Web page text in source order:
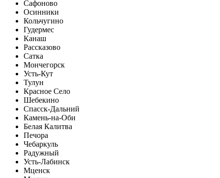
Сафоново
Осинники
Кольчугино
Гудермес
Канаш
Рассказово
Сатка
Мончегорск
Усть-Кут
Тулун
Красное Село
Шебекино
Спасск-Дальний
Камень-на-Оби
Белая Калитва
Печора
Чебаркуль
Радужный
Усть-Лабинск
Мценск